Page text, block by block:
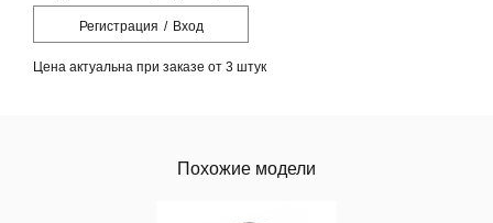
Регистрация / Вход
Цена актуальна при заказе от 3 штук
Похожие модели